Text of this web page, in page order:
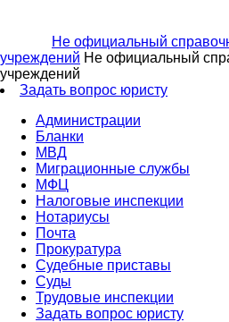
Не официальный
учреждений Не официальный
учреждений
Задать вопрос юристу
Администрации
Бланки
МВД
Миграционные службы
МФЦ
Налоговые инспекции
Нотариусы
Почта
Прокуратура
Судебные приставы
Суды
Трудовые инспекции
Задать вопрос юристу